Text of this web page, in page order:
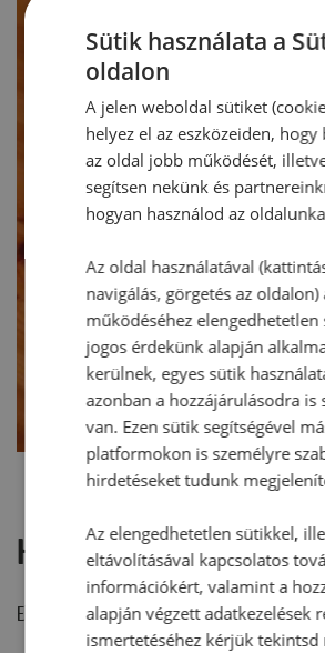
Hozzászólások
Ehhez a recepthez még nem érkezett
Sütik használata a
oldalon
A jelen weboldal sütiket
helyez el az eszközeiden, hogy
az oldal jobb működését,
segítsen nekünk és
hogyan használod az
Az oldal használatával
navigálás, görgetés az
működéséhez elengedhetetlen
jogos érdekünk alapján
kerülnek, egyes sütik
azonban a hozzájárulásodra is
van. Ezen sütik segítségével
platformokon is személyre
hirdetéseket tudunk
Az elengedhetetlen sütikkel,
eltávolításával kapcsolatos
információkért, valamint a
alapján végzett adatkezelések
ismertetéséhez kérjük tekintsd